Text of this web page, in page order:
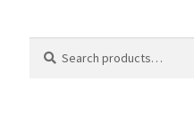
for: